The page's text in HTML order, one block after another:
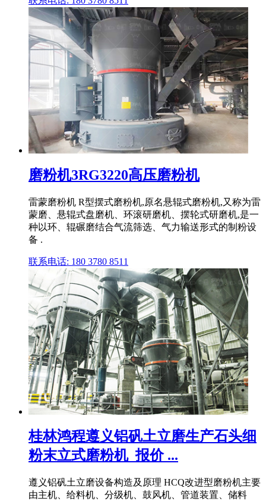
磨粉机3RG3220高压磨粉机
雷蒙磨粉机 R型摆式磨粉机,原名悬辊式磨粉机,又称为雷
蒙磨、悬辊式盘磨机、环滚研磨机、摆轮式研磨机,是一
种以环、辊碾磨结合气流筛选、气力输送形式的制粉设
备 .
联系电话: 180 3780 8511
桂林鸿程遵义铝矾土立磨生产石头细
粉末立式磨粉机_报价 ...
遵义铝矾土立磨设备构造及原理 HCQ改进型磨粉机主要
由主机、给料机、分级机、鼓风机、管道装置、储料